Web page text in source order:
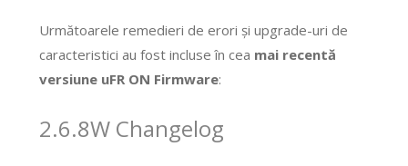
Următoarele remedieri de erori și upgrade-uri de
caracteristici au fost incluse în cea mai recentă
versiune uFR ON Firmware:
2.6.8W Changelog